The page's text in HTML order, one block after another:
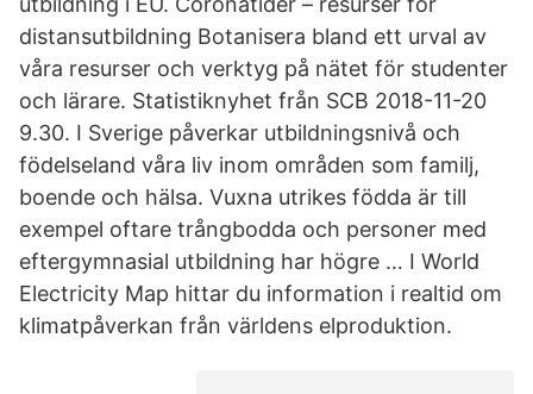
distansutbildning Botanisera bland ett urval av
våra resurser och verktyg på nätet för studenter
och lärare. Statistiknyhet från SCB 2018-11-20
9.30. I Sverige påverkar utbildningsnivå och
födelseland våra liv inom områden som familj,
boende och hälsa. Vuxna utrikes födda är till
exempel oftare trångbodda och personer med
eftergymnasial utbildning har högre … I World
Electricity Map hittar du information i realtid om
klimatpåverkan från världens elproduktion.